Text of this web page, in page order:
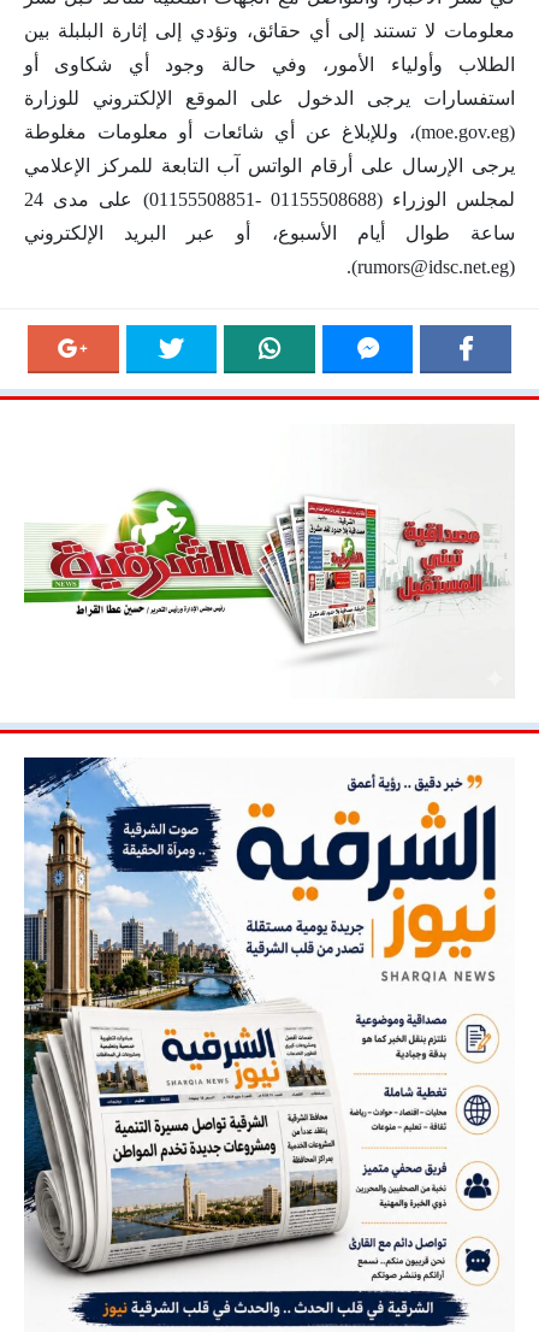
معلومات لا تستند إلى أي حقائق، وتؤدي إلى إثارة البلبلة بين
الطلاب وأولياء الأمور، وفي حالة وجود أي شكاوى أو
استفسارات يرجى الدخول على الموقع الإلكتروني للوزارة
(moe.gov.eg)، وللإبلاغ عن أي شائعات أو معلومات مغلوطة
يرجى الإرسال على أرقام الواتس آب التابعة للمركز الإعلامي
لمجلس الوزراء (01155508688 -01155508851) على مدى 24
ساعة طوال أيام الأسبوع، أو عبر البريد الإلكتروني
(
rumors@idsc.net.eg
).